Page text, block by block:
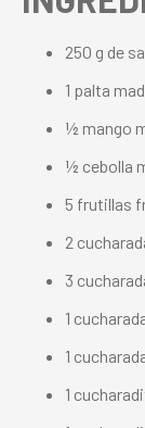
250 g de
1 palta
½ mango
½ cebolla
5 frutillas
2
3
1
1
1